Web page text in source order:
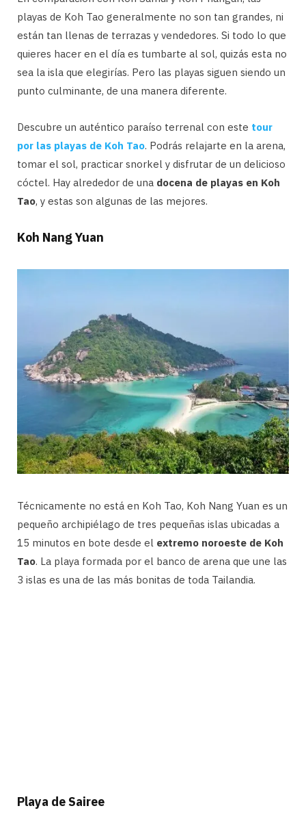
playas de Koh Tao generalmente no son tan grandes, ni
están tan llenas de terrazas y vendedores. Si todo lo que
quieres hacer en el día es tumbarte al sol, quizás esta no
sea la isla que elegirías. Pero las playas siguen siendo un
punto culminante, de una manera diferente.
Descubre un auténtico paraíso terrenal con este tour
por las playas de Koh Tao. Podrás relajarte en la arena,
tomar el sol, practicar snorkel y disfrutar de un delicioso
cóctel. Hay alrededor de una docena de playas en Koh
Tao, y estas son algunas de las mejores.
Koh Nang Yuan
Técnicamente no está en Koh Tao, Koh Nang Yuan es un
pequeño archipiélago de tres pequeñas islas ubicadas a
15 minutos en bote desde el extremo noroeste de Koh
Tao. La playa formada por el banco de arena que une las
3 islas es una de las más bonitas de toda Tailandia.
Playa de Sairee